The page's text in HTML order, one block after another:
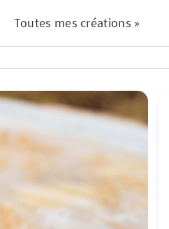
Toutes mes créations »